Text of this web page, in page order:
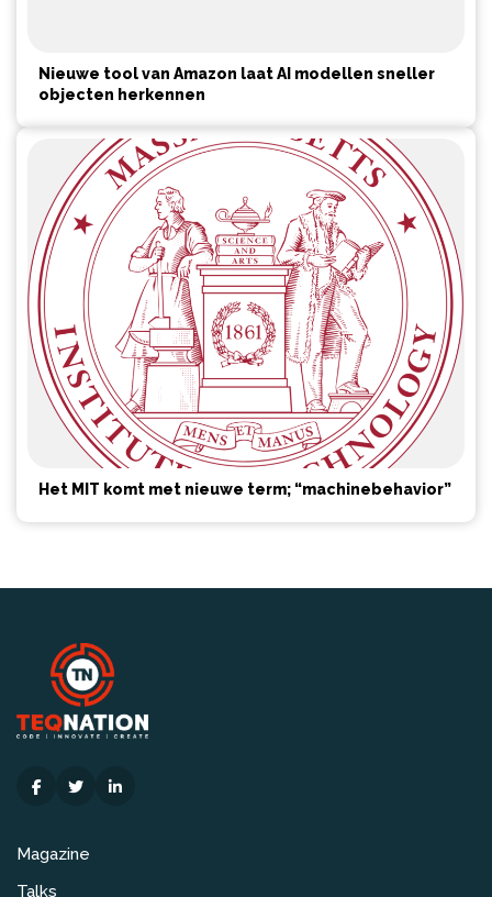
Nieuwe tool van Amazon laat AI modellen sneller
objecten herkennen
Het MIT komt met nieuwe term; “machinebehavior”
Magazine
Talks